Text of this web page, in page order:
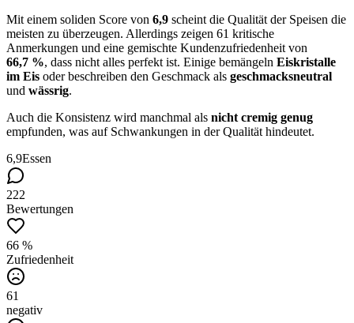
Mit einem soliden Score von 6,9 scheint die Qualität der Speisen die
meisten zu überzeugen. Allerdings zeigen 61 kritische
Anmerkungen und eine gemischte Kundenzufriedenheit von
66,7 %, dass nicht alles perfekt ist. Einige bemängeln Eiskristalle
im Eis oder beschreiben den Geschmack als geschmacksneutral
und wässrig.
Auch die Konsistenz wird manchmal als nicht cremig genug
empfunden, was auf Schwankungen in der Qualität hindeutet.
6,9Essen
222
Bewertungen
66 %
Zufriedenheit
61
negativ